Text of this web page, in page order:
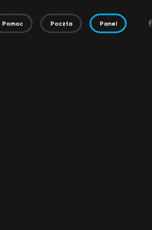
Pomoc Poczta Panel